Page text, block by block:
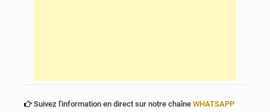
Suivez l'information en direct sur notre chaîne WHATSAPP